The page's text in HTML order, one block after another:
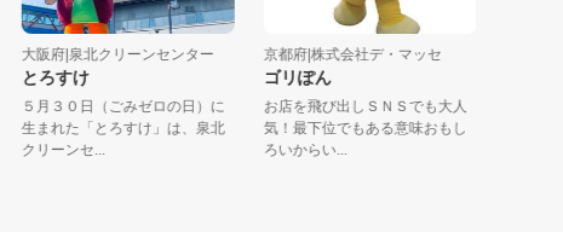
大阪府|泉北クリーンセンター
とろすけ
５月３０日（ごみゼロの日）に
生まれた「とろすけ」は、泉北
クリーンセ...
京都府|株式会社デ・マッセ
ゴリぽん
お店を飛び出しＳＮＳでも大人
気！最下位でもある意味おもし
ろいからい...